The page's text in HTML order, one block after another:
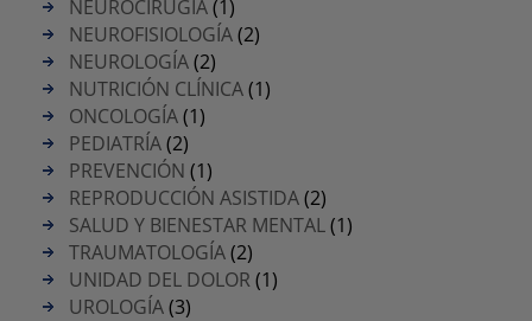
NEUROCIRUGÍA(1)
NEUROFISIOLOGÍA(2)
NEUROLOGÍA(2)
NUTRICIÓN CLÍNICA(1)
ONCOLOGÍA(1)
PEDIATRÍA(2)
PREVENCIÓN (1)
REPRODUCCIÓN ASISTIDA(2)
SALUD Y BIENESTAR MENTAL(1)
TRAUMATOLOGÍA(2)
UNIDAD DEL DOLOR(1)
UROLOGÍA(3)